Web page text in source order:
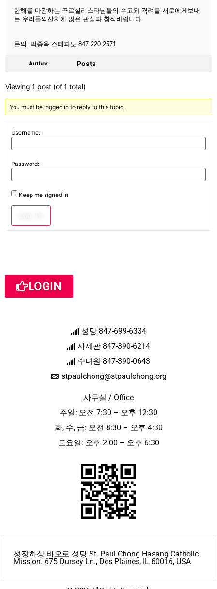
한해를 마감하는 꾸르실리스타님들의 수고와 격려를 서로에게보내
는 우리들의잔치에 많은 관심과 참석바랍니다.
문의: 박종옥 스테파노 847.220.2571
Author Posts
Viewing 1 post (of 1 total)
You must be logged in to reply to this topic.
Username:
Password:
Keep me signed in
LOGIN
성당 847-699-6334
사제관 847-390-6214
수녀원 847-390-0643
stpaulchong@stpaulchong.org
사무실 / Office
주일: 오전 7:30 – 오후 12:30
화, 수, 금: 오전 8:30 – 오후 4:30
토요일: 오후 2:00 – 오후 6:30
성정하상 바오로 성당 St. Paul Chong Hasang Catholic
Mission. 675 Dursey Ln., Des Plaines, IL 60016, USA